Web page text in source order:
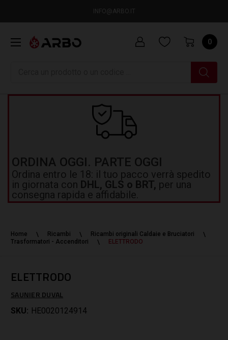
INFO@ARBO.IT
0
ORDINA OGGI. PARTE OGGI
Ordina entro le 18: il tuo pacco verrà spedito
in giornata con DHL, GLS o BRT, per una
consegna rapida e affidabile.
Home Ricambi
Ricambi originali Caldaie e Bruciatori
Trasformatori - Accenditori
ELETTRODO
ELETTRODO
SAUNIER DUVAL
SKU: HE0020124914